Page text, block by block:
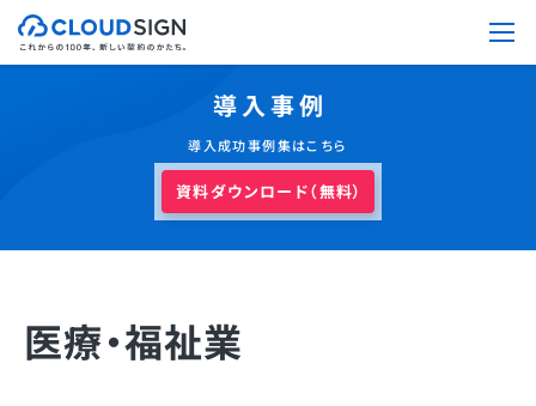
導入事例
導入成功事例集はこちら
資料ダウンロード（無料）
医療・福祉業